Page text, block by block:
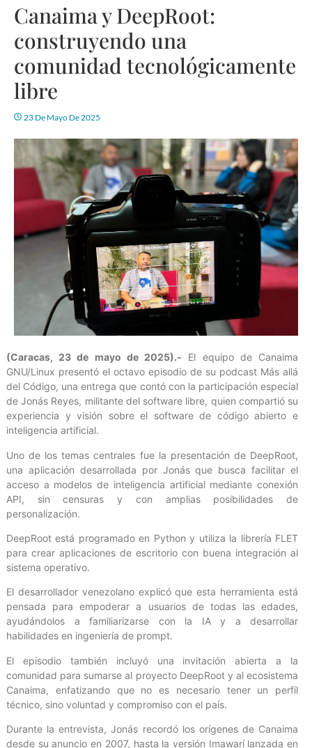
Canaima y DeepRoot:
construyendo una
comunidad tecnológicamente
libre
23 De Mayo De 2025
(Caracas, 23 de mayo de 2025).- El equipo de Canaima
GNU/Linux presentó el octavo episodio de su podcast Más allá
del Código, una entrega que contó con la participación especial
de Jonás Reyes, militante del software libre, quien compartió su
experiencia y visión sobre el software de código abierto e
inteligencia artificial.
Uno de los temas centrales fue la presentación de DeepRoot,
una aplicación desarrollada por Jonás que busca facilitar el
acceso a modelos de inteligencia artificial mediante conexión
API, sin censuras y con amplias posibilidades de
personalización.
DeepRoot está programado en Python y utiliza la librería FLET
para crear aplicaciones de escritorio con buena integración al
sistema operativo.
El desarrollador venezolano explicó que esta herramienta está
pensada para empoderar a usuarios de todas las edades,
ayudándolos a familiarizarse con la IA y a desarrollar
habilidades en ingeniería de prompt.
El episodio también incluyó una invitación abierta a la
comunidad para sumarse al proyecto DeepRoot y al ecosistema
Canaima, enfatizando que no es necesario tener un perfil
técnico, sino voluntad y compromiso con el país.
Durante la entrevista, Jonás recordó los orígenes de Canaima
desde su anuncio en 2007, hasta la versión Imawarí lanzada en